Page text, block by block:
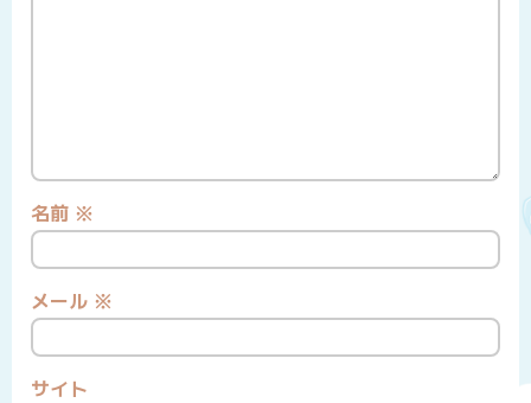
名前 ※
メール ※
サイト